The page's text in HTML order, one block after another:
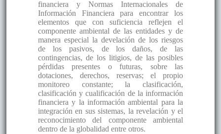
financiera y Normas Internacionales de
Información Financiera para encontrar los
elementos que con suficiencia reflejen el
componente ambiental de las entidades y de
manera especial la develación de los riesgos
de los pasivos, de los daños, de las
contingencias, de los litigios, de las posibles
pérdidas presentes o futuras, sobre las
dotaciones, derechos, reservas; el propio
monitoreo constante; la clasificación,
clasificación y cualificación de la información
financiera y la información ambiental para la
integración en sus sistemas, la revelación y el
reconocimiento del componente ambiental
dentro de la globalidad entre otros.